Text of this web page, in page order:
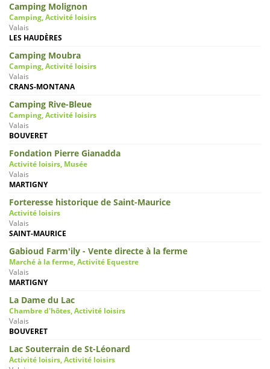
Camping Molignon
Camping, Activité loisirs
Valais
LES HAUDÈRES
Camping Moubra
Camping, Activité loisirs
Valais
CRANS-MONTANA
Camping Rive-Bleue
Camping, Activité loisirs
Valais
BOUVERET
Fondation Pierre Gianadda
Activité loisirs, Musée
Valais
MARTIGNY
Forteresse historique de Saint-Maurice
Activité loisirs
Valais
SAINT-MAURICE
Gabioud Farm'ily - Vente directe à la ferme
Marché à la ferme, Activité Equestre
Valais
MARTIGNY
La Dame du Lac
Chambre d'hôtes, Activité loisirs
Valais
BOUVERET
Lac Souterrain de St-Léonard
Activité loisirs, Activité loisirs